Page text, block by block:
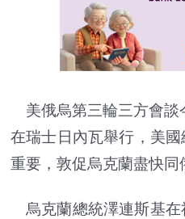
美俄烏第三輪三方會
在瑞士日內瓦舉行，美
重要，敦促烏克蘭盡快同
烏克蘭總統澤連斯基